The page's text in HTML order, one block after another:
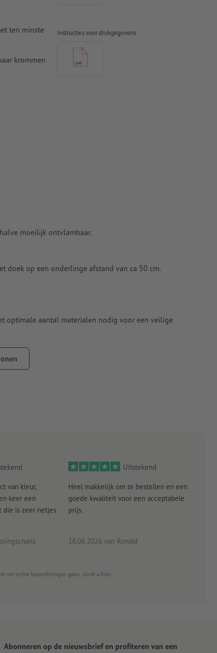
ten minste
krommen
Instructies voor drukgegevens
moeilijk ontvlambaar.
doek op een onderlinge afstand van ca 50 cm.
optimale aantal materialen nodig voor een veilige
u in de infobox
de bestelde versies
gebruiken.
van kleur,
keer een
die is zeer netjes
Uitstekend
Heel makkelijk om te bestellen en een
goede kwaliteit voor een acceptabele
prijs.
18.06.2026 van Ronald
om echte beoordelingen gaan, vindt u hier.
Abonneren op de nieuwsbrief en profiteren van een